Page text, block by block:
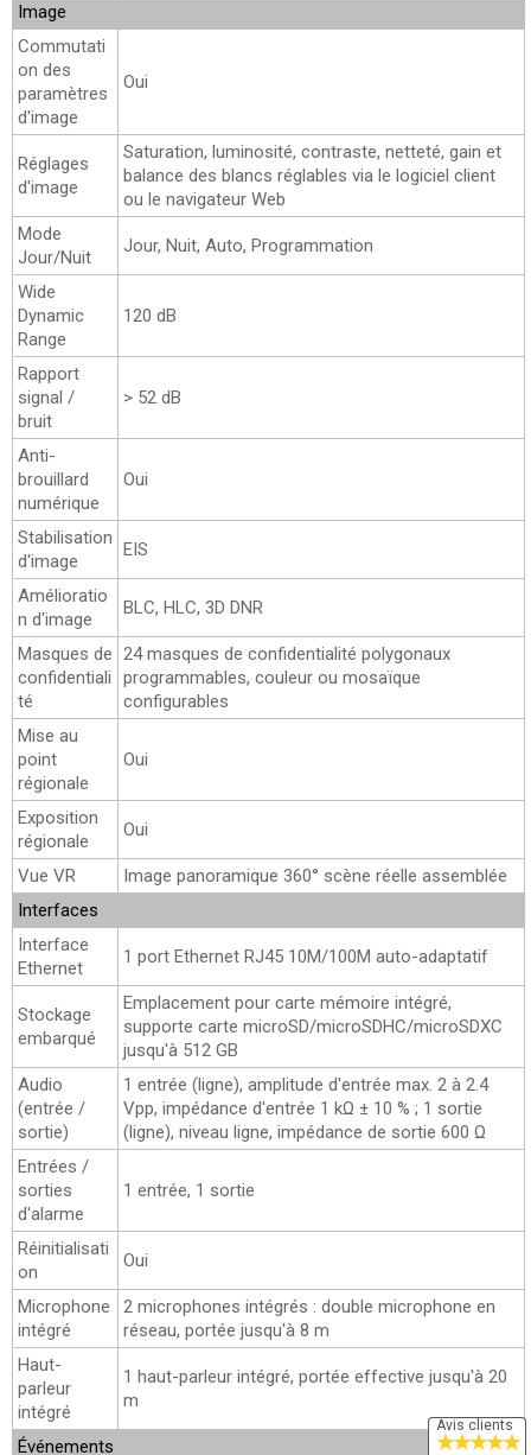
Image
Commutati
on des
paramètres
d'image
Oui
Réglages
d'image
Saturation, luminosité, contraste, netteté, gain et
balance des blancs réglables via le logiciel client
ou le navigateur Web
Mode
Jour/Nuit
Jour, Nuit, Auto, Programmation
Wide
Dynamic
Range
120 dB
Rapport
signal /
bruit
> 52 dB
Anti-
brouillard
numérique
Oui
Stabilisation
d'image
EIS
Amélioratio
n d'image
BLC, HLC, 3D DNR
Masques de
confidentiali
té
24 masques de confidentialité polygonaux
programmables, couleur ou mosaïque
configurables
Mise au
point
régionale
Oui
Exposition
régionale
Oui
Vue VR
Image panoramique 360° scène réelle assemblée
Interfaces
Interface
Ethernet
1 port Ethernet RJ45 10M/100M auto-adaptatif
Stockage
embarqué
Emplacement pour carte mémoire intégré,
supporte carte microSD/microSDHC/microSDXC
jusqu'à 512 GB
Audio
(entrée /
sortie)
1 entrée (ligne), amplitude d'entrée max. 2 à 2.4
Vpp, impédance d'entrée 1 kΩ ± 10 % ; 1 sortie
(ligne), niveau ligne, impédance de sortie 600 Ω
Entrées /
sorties
d'alarme
1 entrée, 1 sortie
Réinitialisati
on
Oui
Microphone
intégré
2 microphones intégrés : double microphone en
réseau, portée jusqu'à 8 m
Haut-
parleur
intégré
1 haut-parleur intégré, portée effective jusqu'à 20
m
Événements
Avis clients
★★★★★